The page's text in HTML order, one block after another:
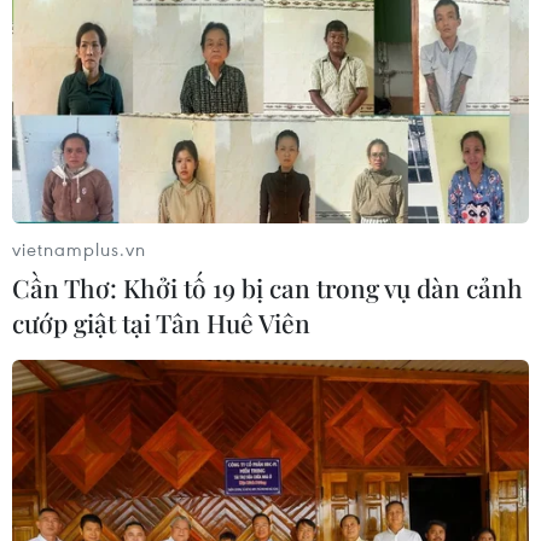
06/08/2026 04:12
Futsal Việt Nam bất bại sau trận hòa
khó tin trước chủ nhà Thái Lan
06/08/2026 02:38
Toàn cảnh ASEAN Cup: Thái
Lan "thắng như chẻ tre", thách thức
tuyển Việt Nam
05/08/2026 07:15
Nhận định Philippines vs
Thái Lan: Madam Pang treo thưởng
vietnamplus.vn
Cần Thơ: Khởi tố 19 bị can trong vụ dàn cảnh
cướp giật tại Tân Huê Viên